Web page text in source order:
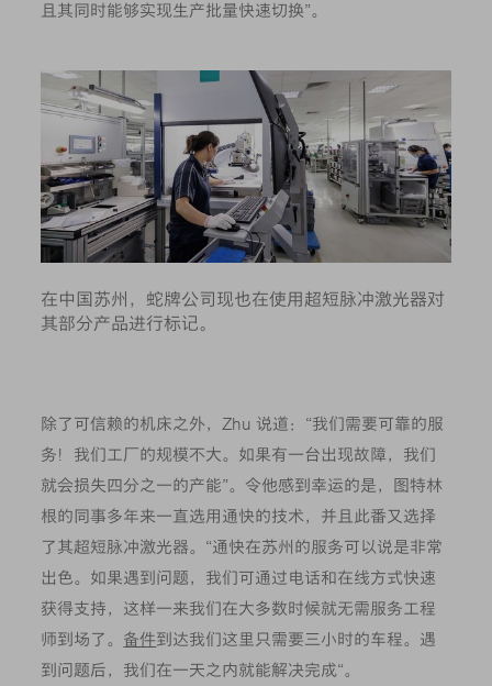
且其同时能够实现生产批量快速切换”。
在中国苏州，蛇牌公司现也在使用超短脉冲激光器对
其部分产品进行标记。
除了可信赖的机床之外，Zhu 说道：“我们需要可靠的服
务！我们工厂的规模不大。如果有一台出现故障，我们
就会损失四分之一的产能”。令他感到幸运的是，图特林
根的同事多年来一直选用通快的技术，并且此番又选择
了其超短脉冲激光器。“通快在苏州的服务可以说是非常
出色。如果遇到问题，我们可通过电话和在线方式快速
获得支持，这样一来我们在大多数时候就无需服务工程
师到场了。 备件到达我们这里只需要三小时的车程。遇
到问题后，我们在一天之内就能解决完成“。